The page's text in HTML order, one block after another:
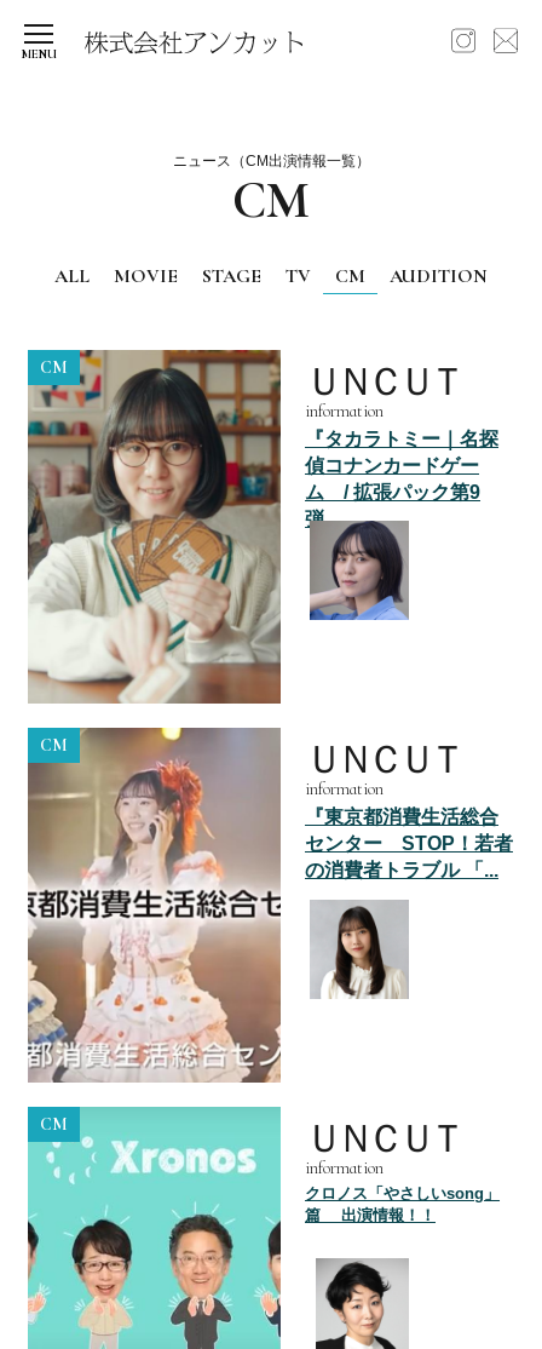
ニュース（CM出演情報一覧）
CM
ALL MOVIE STAGE TV CM AUDITION
CM ＵＮＣＵＴ
information
『タカラトミー｜名探
偵コナンカードゲー
ム / 拡張パック第9
弾...
CM ＵＮＣＵＴ
information
『東京都消費生活総合
センター STOP！若者
の消費者トラブル 「...
CM ＵＮＣＵＴ
information
クロノス「やさしいsong」
篇 出演情報！！